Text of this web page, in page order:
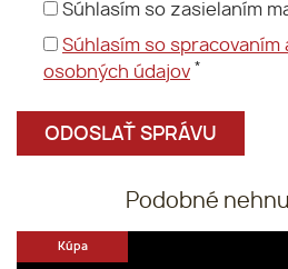
Súhlasím so zasielaním
Súhlasím so spracovaním
osobných údajov *
Podobné
Kúpa